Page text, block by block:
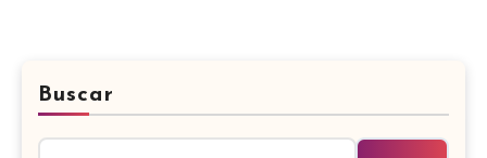
Buscar